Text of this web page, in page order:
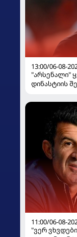
13:00/06-08-
"არსენალი"
დინასტიის
11:00/06-08-
"ვერ